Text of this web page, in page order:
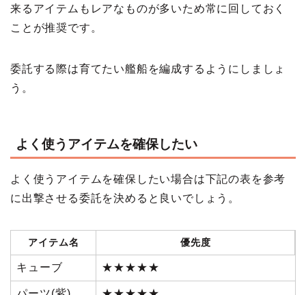
来るアイテムもレアなものが多いため常に回しておく
ことが推奨です。
委託する際は育てたい艦船を編成するようにしましょ
う。
よく使うアイテムを確保したい
よく使うアイテムを確保したい場合は下記の表を参考
に出撃させる委託を決めると良いでしょう。
アイテム名 優先度
キューブ ★★★★★